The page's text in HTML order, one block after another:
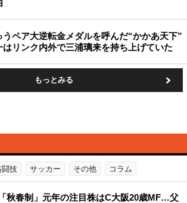
うペア大逆転金メダルを呼んだ“かかあ天下”
はリンク内外で三浦璃来を持ち上げていた
もっとみる
闘技 サッカー その他 コラム
秋春制」元年の注目株はC大阪20歳MF…父